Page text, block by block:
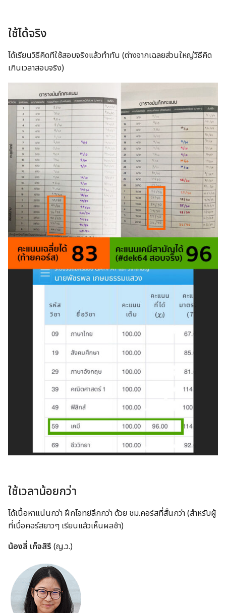
ใช้ได้จริง
ได้เรียนวิธีคิดทีใช้สอบจริงแล้วทำทัน (ต่างจากเฉลยส่วนใหญ่วิธีคิด
เกินเวลาสอบจริง)
ใช้เวลาน้อยกว่า
ได้เนื้อหาแน่นกว่า ฝึกโจทย์ลึกกว่า ด้วย ชม.คอร์สที่สั้นกว่า (สำหรับผู้
ที่เบื่อคอร์สยาวๆ เรียนแล้วเห็นผลช้า)
น้องลี่ เก็จสิรี (ญ.ว.)